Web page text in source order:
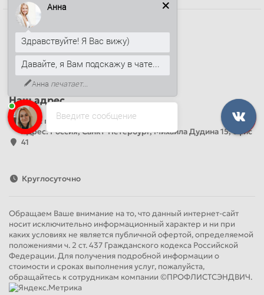
Наши контакты
+7 (812) 389-26-20
+7 (499) 444-14-71
info@sandwichpanelsvspb.ru
Наш адрес
Офис продаж
Адрес: Россия, Санкт-Петербург, Михаила Дудина 15, офис
41
Круглосуточно
Обращаем Ваше внимание на то, что данный интернет-сайт
носит исключительно информационный характер и ни при
каких условиях не является публичной офертой, определяемой
положениями ч. 2 ст. 437 Гражданского кодекса Российской
Федерации. Для получения подробной информации о
стоимости и сроках выполнения услуг, пожалуйста,
обращайтесь к сотрудникам компании ©ПРОФЛИСТСЭНДВИЧ.
Введите сообщение
Анна
Здравствуйте! Я Вас вижу)
Давайте, я Вам подскажу в чате...
Анна печатает...